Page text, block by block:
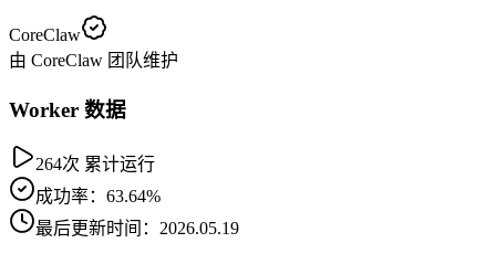
CoreClaw
由 CoreClaw 团队维护
Worker 数据
264次 累计运行
成功率：63.64%
最后更新时间：2026.05.19